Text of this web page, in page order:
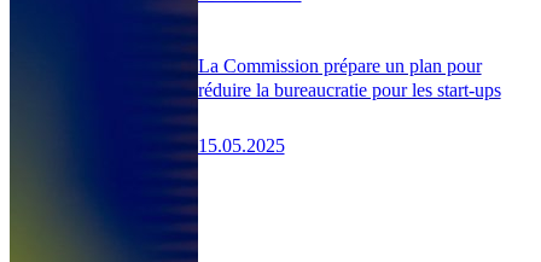
La Commission prépare un plan pour
réduire la bureaucratie pour les start-ups
15.05.2025